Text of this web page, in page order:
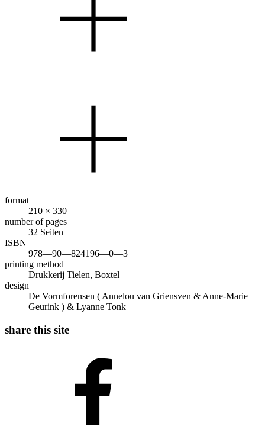
format
210 × 330
number of pages
32 Seiten
ISBN
978—90—824196—0—3
printing method
Drukkerij Tielen, Boxtel
design
De Vormforensen ( Annelou van Griensven & Anne-Marie
Geurink ) & Lyanne Tonk
share this site